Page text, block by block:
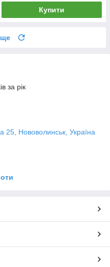
Купити
ще
за рік
25, Нововолинськ, Україна